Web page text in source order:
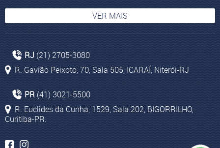
VER MAIS
Agência de viagens Cruzeiros Marítimos
Agência Viagem Curitiba
RJ (21) 2705-3080
R. Gavião Peixoto, 70, Sala 505, ICARAÍ, Niterói-RJ
PR (41) 3021-5500
R. Euclides da Cunha, 1529, Sala 202, BIGORRILHO,
Curitiba-PR.